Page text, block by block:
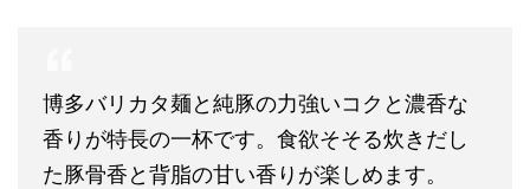
博多バリカタ麺と純豚の力強いコクと濃香な
香りが特長の一杯です。食欲そそる炊きだし
た豚骨香と背脂の甘い香りが楽しめます。